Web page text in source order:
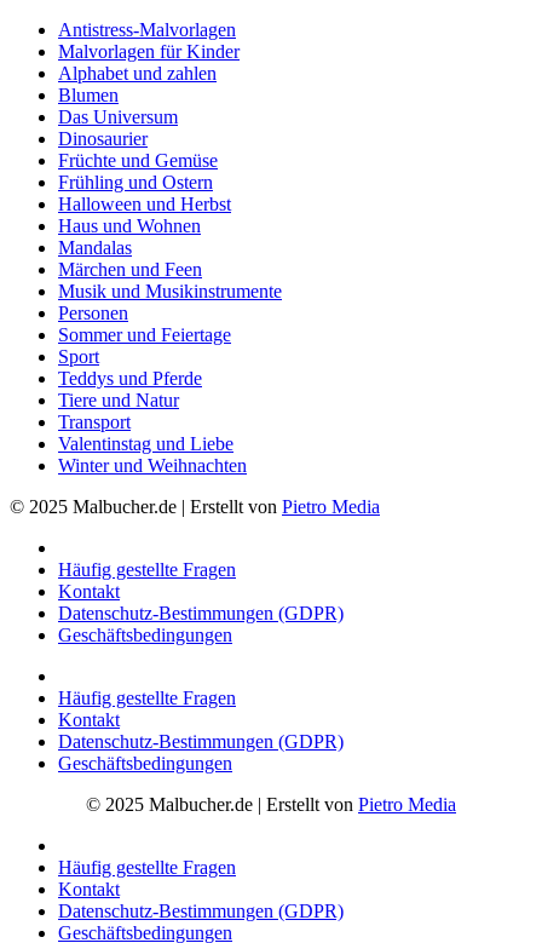
Antistress-Malvorlagen
Malvorlagen für Kinder
Alphabet und zahlen
Blumen
Das Universum
Dinosaurier
Früchte und Gemüse
Frühling und Ostern
Halloween und Herbst
Haus und Wohnen
Mandalas
Märchen und Feen
Musik und Musikinstrumente
Personen
Sommer und Feiertage
Sport
Teddys und Pferde
Tiere und Natur
Transport
Valentinstag und Liebe
Winter und Weihnachten
© 2025 Malbucher.de | Erstellt von Pietro Media
Häufig gestellte Fragen
Kontakt
Datenschutz-Bestimmungen (GDPR)
Geschäftsbedingungen
Häufig gestellte Fragen
Kontakt
Datenschutz-Bestimmungen (GDPR)
Geschäftsbedingungen
© 2025 Malbucher.de | Erstellt von Pietro Media
Häufig gestellte Fragen
Kontakt
Datenschutz-Bestimmungen (GDPR)
Geschäftsbedingungen